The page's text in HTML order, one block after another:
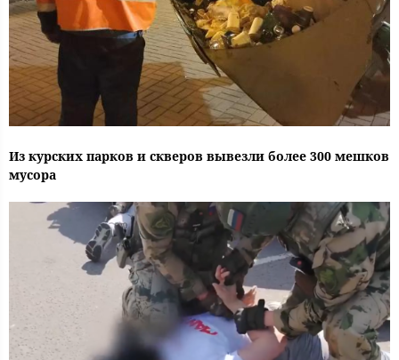
Из курских парков и скверов вывезли более 300 мешков
мусора